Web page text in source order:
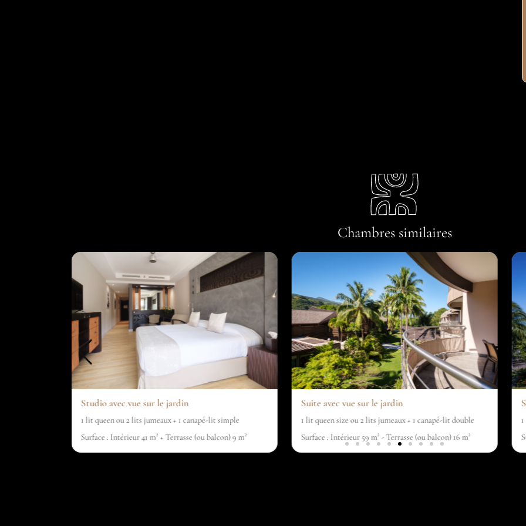
Chambres similaires
Studio avec vue sur le jardin
1 lit queen ou 2 lits jumeaux + 1 canapé-lit simple
Surface : Intérieur 41 m² + Terrasse (ou balcon) 9 m²
Suite avec vue sur le jardin
1 lit queen size ou 2 lits jumeaux + 1 canapé-lit double
Surface : Intérieur 59 m² - Terrasse (ou balcon) 16 m²